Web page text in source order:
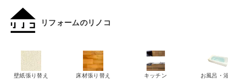
リフォームのリノコ
壁紙張り替え 床材張り替え キッチン お風呂・